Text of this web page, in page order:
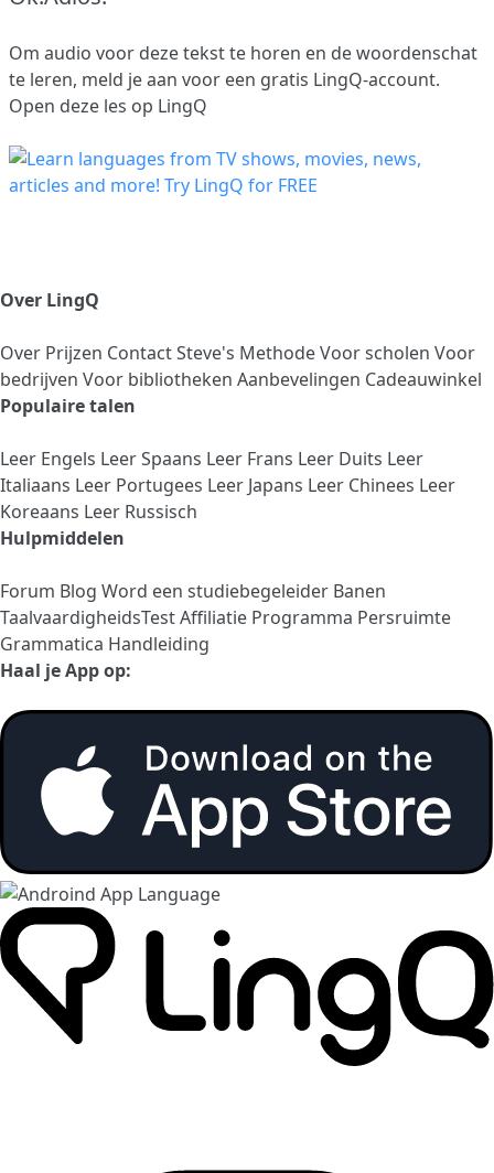
Om audio voor deze tekst te horen en de woordenschat
te leren, meld je aan voor een gratis LingQ-account.
Open deze les op LingQ
Over LingQ
Over Prijzen ContactSteve's MethodeVoor scholen Voor
bedrijven Voor bibliotheken Aanbevelingen Cadeauwinkel
Populaire talen
Leer Engels Leer Spaans Leer Frans Leer Duits Leer
Italiaans Leer Portugees Leer Japans Leer Chinees Leer
Koreaans Leer Russisch
Hulpmiddelen
Forum Blog Word een studiebegeleider Banen
TaalvaardigheidsTestAffiliatie Programma Persruimte
Grammatica Handleiding
Haal je App op: